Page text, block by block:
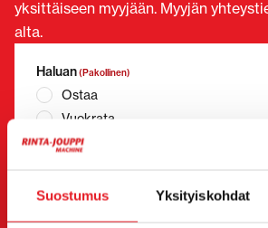
Suostumus Yksityiskohdat
yksittäiseen myyjään. Myyjän
alta.
Haluan(Pakollinen)
Ostaa
Vuokrata
Kysyä lisätietoja
Etunimi * Sukunimi *